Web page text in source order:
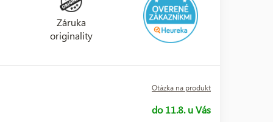
Záruka
originality
Otázka na produkt
do 11.8. u Vás